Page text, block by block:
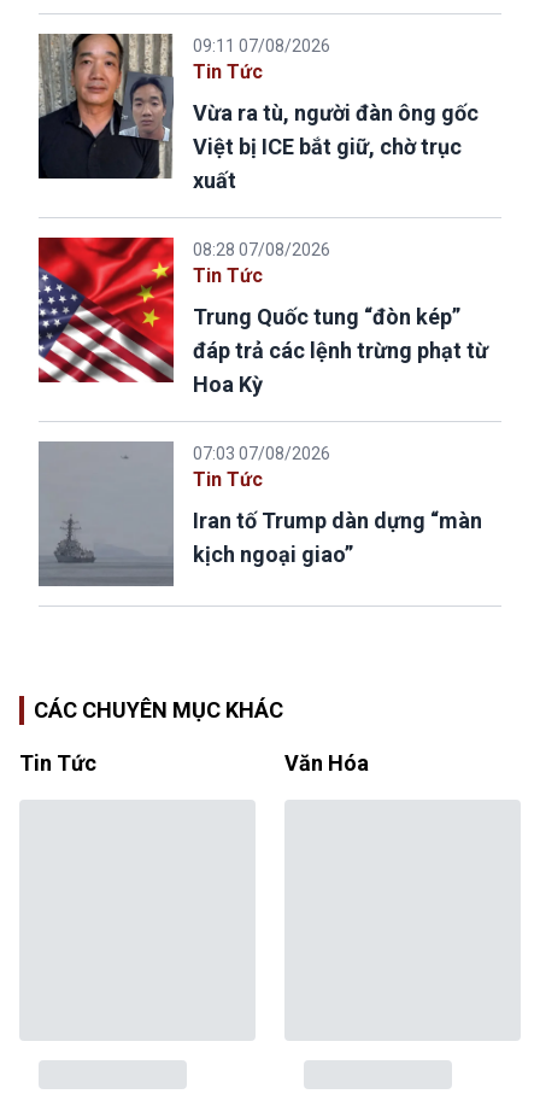
09:11 07/08/2026
Tin Tức
Vừa ra tù, người đàn ông gốc
Việt bị ICE bắt giữ, chờ trục
xuất
08:28 07/08/2026
Tin Tức
Trung Quốc tung “đòn kép”
đáp trả các lệnh trừng phạt từ
Hoa Kỳ
07:03 07/08/2026
Tin Tức
Iran tố Trump dàn dựng “màn
kịch ngoại giao”
CÁC CHUYÊN MỤC KHÁC
Tin Tức Văn Hóa